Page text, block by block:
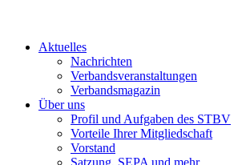
Aktuelles
Nachrichten
Verbandsveranstaltungen
Verbandsmagazin
Über uns
Profil und Aufgaben des STBV
Vorteile Ihrer Mitgliedschaft
Vorstand
Satzung, SEPA und mehr